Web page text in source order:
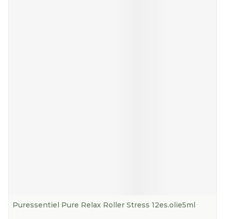
Puressentiel Pure Relax Roller Stress 12es.olie5ml